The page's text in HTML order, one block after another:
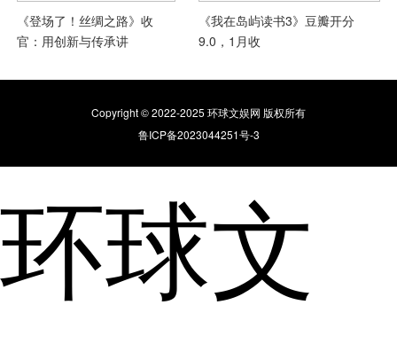
《登场了！丝绸之路》收
官：用创新与传承讲
《我在岛屿读书3》豆瓣开分
9.0，1月收
Copyright © 2022-2025 环球文娱网 版权所有
鲁ICP备2023044251号-3
环球文